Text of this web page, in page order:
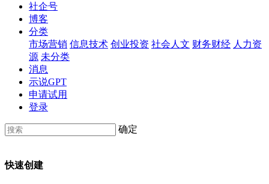
社企号
博客
分类
市场营销 信息技术 创业投资 社会人文 财务财经 人力资
源 未分类
消息
示说GPT
申请试用
登录
确定
快速创建